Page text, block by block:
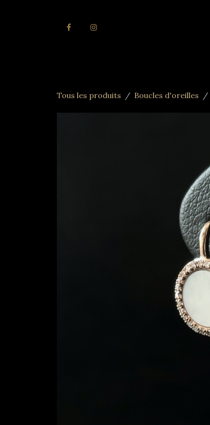
Tous les produits Boucles d'oreilles